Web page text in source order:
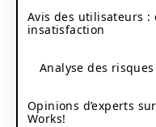
Avis des utilisateurs
insatisfaction
Analyse des
Opinions d’experts
Works!